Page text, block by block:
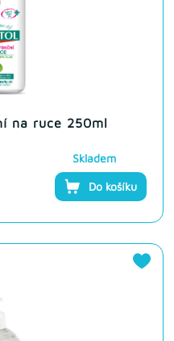
na ruce 250ml
Skladem
Do košíku